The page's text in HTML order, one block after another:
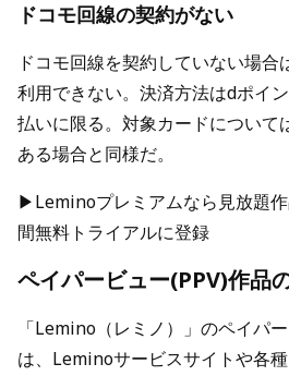
ドコモ回線の契約がない
ドコモ回線を契約していない場
利用できない。決済方法はdポイ
払いに限る。対象カードについて
ある場合と同様だ。
▶Leminoプレミアムなら見放題
間無料トライアルに登録
ペイパービュー(PPV)作品
「Lemino（レミノ）」のペイパ
は、Leminoサービスサイトや各